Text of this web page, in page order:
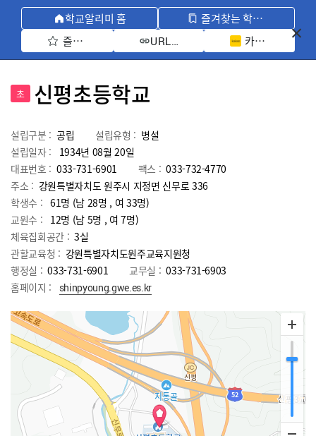
학교알리미 홈
즐겨찾는 학교 모아보기
즐겨찾기 선택
URL 복사 카카오톡 공유
초 신평초등학교
설립구분 : 공립 설립유형 : 병설
설립일자 :
1934년 08월 20일
대표번호 : 033-731-6901 팩스 : 033-732-4770
주소 : 강원특별자치도 원주시 지정면 신무로 336
학생수 : 61명 (남 28명 , 여 33명)
교원수 : 12명 (남 5명 , 여7명)
체육집회공간 : 3실
관할교육청 : 강원특별자치도원주교육지원청
행정실 : 033-731-6901 교무실 : 033-731-6903
홈페이지 :
shinpyoung.gwe.es.kr